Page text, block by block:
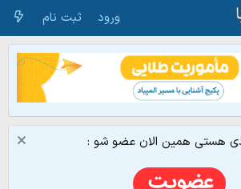
ورود ثبت نام
هستی همین الان عضو شو :